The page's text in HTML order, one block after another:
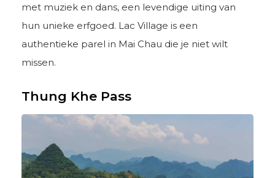
met muziek en dans, een levendige uiting van
hun unieke erfgoed. Lac Village is een
authentieke parel in Mai Chau die je niet wilt
missen.
Thung Khe Pass